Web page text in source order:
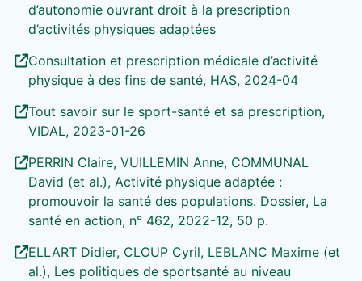
d’autonomie ouvrant droit à la prescription
d’activités physiques adaptées
Consultation et prescription médicale d’activité
physique à des fins de santé, HAS, 2024-04
Tout savoir sur le sport-santé et sa prescription,
VIDAL, 2023-01-26
PERRIN Claire, VUILLEMIN Anne, COMMUNAL
David (et al.), Activité physique adaptée :
promouvoir la santé des populations. Dossier, La
santé en action, n° 462, 2022-12, 50 p.
ELLART Didier, CLOUP Cyril, LEBLANC Maxime (et
al.), Les politiques de sportsanté au niveau